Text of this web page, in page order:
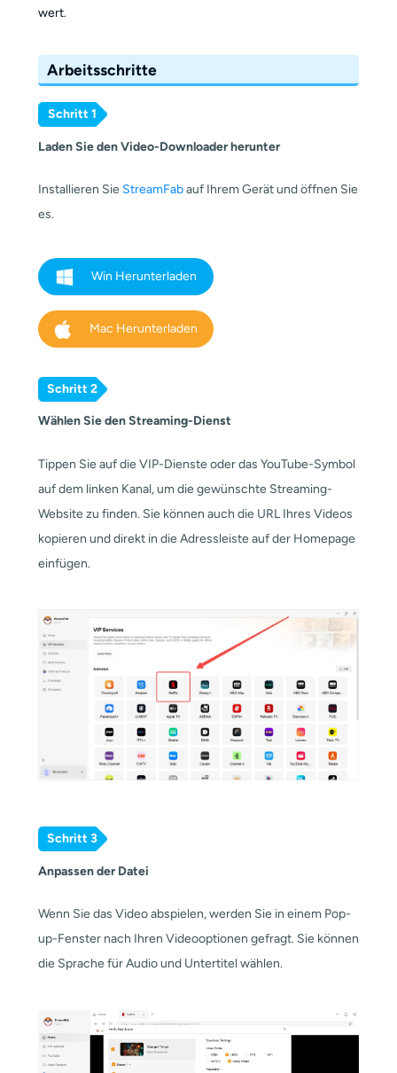
wert.
Arbeitsschritte
Schritt 1
Laden Sie den Video-Downloader herunter
Installieren Sie StreamFabauf Ihrem Gerät und öffnen Sie
es.
Win Herunterladen
Mac Herunterladen
Schritt 2
Wählen Sie den Streaming-Dienst
Tippen Sie auf die VIP-Dienste oder das YouTube-Symbol
auf dem linken Kanal, um die gewünschte Streaming-
Website zu finden. Sie können auch die URL Ihres Videos
kopieren und direkt in die Adressleiste auf der Homepage
einfügen.
Schritt 3
Anpassen der Datei
Wenn Sie das Video abspielen, werden Sie in einem Pop-
up-Fenster nach Ihren Videooptionen gefragt. Sie können
die Sprache für Audio und Untertitel wählen.